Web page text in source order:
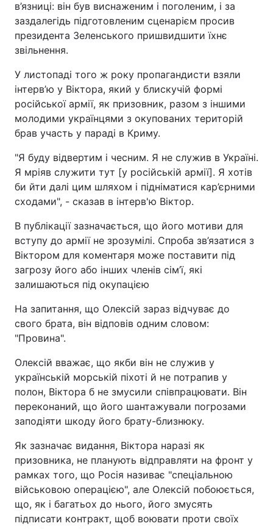
в’язниці: він був виснаженим і поголеним, і за
заздалегідь підготовленим сценарієм просив
президента Зеленського пришвидшити їхнє
звільнення.
У листопаді того ж року пропагандисти взяли
інтерв’ю у Віктора, який у блискучій формі
російської армії, як призовник, разом з іншими
молодими українцями з окупованих територій
брав участь у параді в Криму.
"Я буду відвертим і чесним. Я не служив в Україні.
Я мріяв служити тут [у російській армії]. Я хотів
би йти далі цим шляхом і підніматися кар’єрними
сходами", - сказав в інтерв'ю Віктор.
В публікації зазначається, що його мотиви для
вступу до армії не зрозумілі. Спроба зв’язатися з
Віктором для коментаря може поставити під
загрозу його або інших членів сім’ї, які
залишаються під окупацією
На запитання, що Олексій зараз відчуває до
свого брата, він відповів одним словом:
"Провина".
Олексій вважає, що якби він не служив у
українській морській піхоті й не потрапив у
полон, Віктора б не змусили співпрацювати. Він
переконаний, що його шантажували погрозами
заподіяти шкоду його брату-близнюку.
Як зазначає видання, Віктора наразі як
призовника, не планують відправляти на фронт у
рамках того, що Росія називає "спеціальною
військовою операцією", але Олексій побоюється,
що, як і багатьох до нього, його змусять
підписати контракт, щоб воювати проти своїх